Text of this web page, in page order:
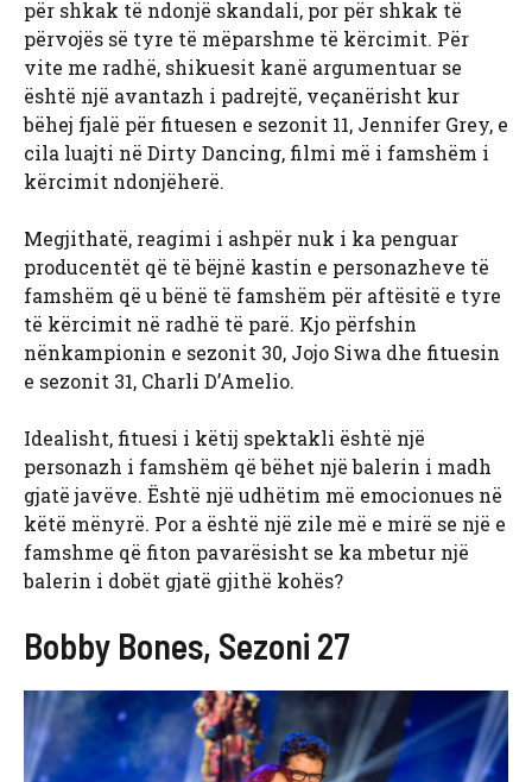
për shkak të ndonjë skandali, por për shkak të
përvojës së tyre të mëparshme të kërcimit. Për
vite me radhë, shikuesit kanë argumentuar se
është një avantazh i padrejtë, veçanërisht kur
bëhej fjalë për fituesen e sezonit 11, Jennifer Grey, e
cila luajti në Dirty Dancing, filmi më i famshëm i
kërcimit ndonjëherë.
Megjithatë, reagimi i ashpër nuk i ka penguar
producentët që të bëjnë kastin e personazheve të
famshëm që u bënë të famshëm për aftësitë e tyre
të kërcimit në radhë të parë. Kjo përfshin
nënkampionin e sezonit 30, Jojo Siwa dhe fituesin
e sezonit 31, Charli D’Amelio.
Idealisht, fituesi i këtij spektakli është një
personazh i famshëm që bëhet një balerin i madh
gjatë javëve. Është një udhëtim më emocionues në
këtë mënyrë. Por a është një zile më e mirë se një e
famshme që fiton pavarësisht se ka mbetur një
balerin i dobët gjatë gjithë kohës?
Bobby Bones, Sezoni 27